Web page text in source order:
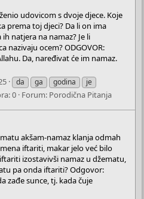
udovicom s dvoje djece. Koje
prema toj djeci? Da li on ima
natjera na namaz? Je li
nazivaju ocem? ODGOVOR:
Da, naređivat će im namaz.
da ga godina
je
0 Forum: Porodična Pitanja
akšam-namaz klanja odmah
iftariti, makar jelo već bilo
izostavivši namaz u džematu,
pa onda iftariti? Odgovor:
zađe sunce, tj. kada čuje